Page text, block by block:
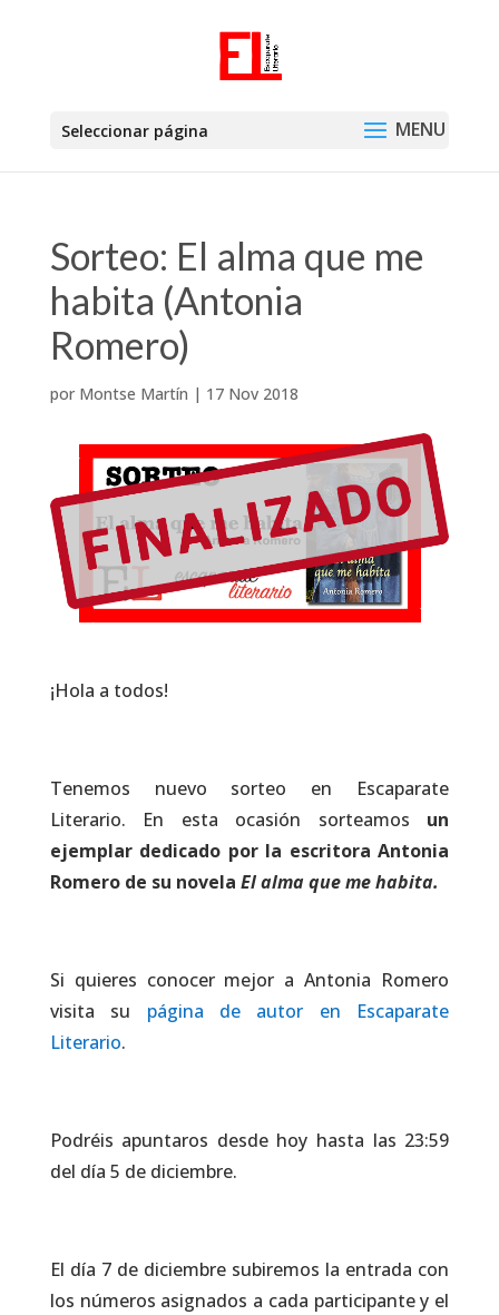
Seleccionar página
Sorteo: El alma que me
habita (Antonia
Romero)
por Montse Martín | 17 Nov 2018
¡Hola a todos!
Tenemos nuevo sorteo en Escaparate
Literario. En esta ocasión sorteamos un
ejemplar dedicado por la escritora Antonia
Romero de su novela El alma que me habita.
Si quieres conocer mejor a Antonia Romero
visita su página de autor en Escaparate
Literario.
Podréis apuntaros desde hoy hasta las 23:59
del día 5 de diciembre.
El día 7 de diciembre subiremos la entrada con
los números asignados a cada participante y el